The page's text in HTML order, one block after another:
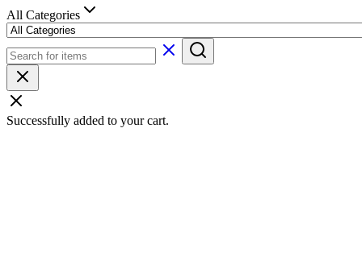
All Categories
Successfully added to your cart.